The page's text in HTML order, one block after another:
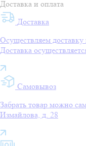
Доставка и оплата
Доставка
Осуществляем доставку
Доставка
Самовывоз
Забрать товар можно
Измайлова, д. 28